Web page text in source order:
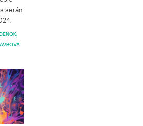
serán